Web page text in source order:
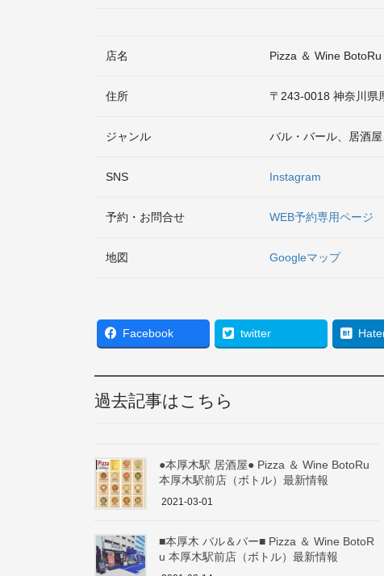
店名 Pizza ＆ Wine
住所 〒243-0018 神奈川県
ジャンル バル・バール、居酒
SNS Instagram
予約・お問合せ WEB予約専用ページ
地図 Googleマップ
Facebook twitter
過去記事はこちら
●本厚木駅 居酒屋● Pizza ＆ Wine BotoRu
本厚木駅前店（ボトル）最新情報
2021-03-01
■本厚木 バル＆バー■ Pizza ＆ Wine BotoR
u 本厚木駅前店（ボトル）最新情報